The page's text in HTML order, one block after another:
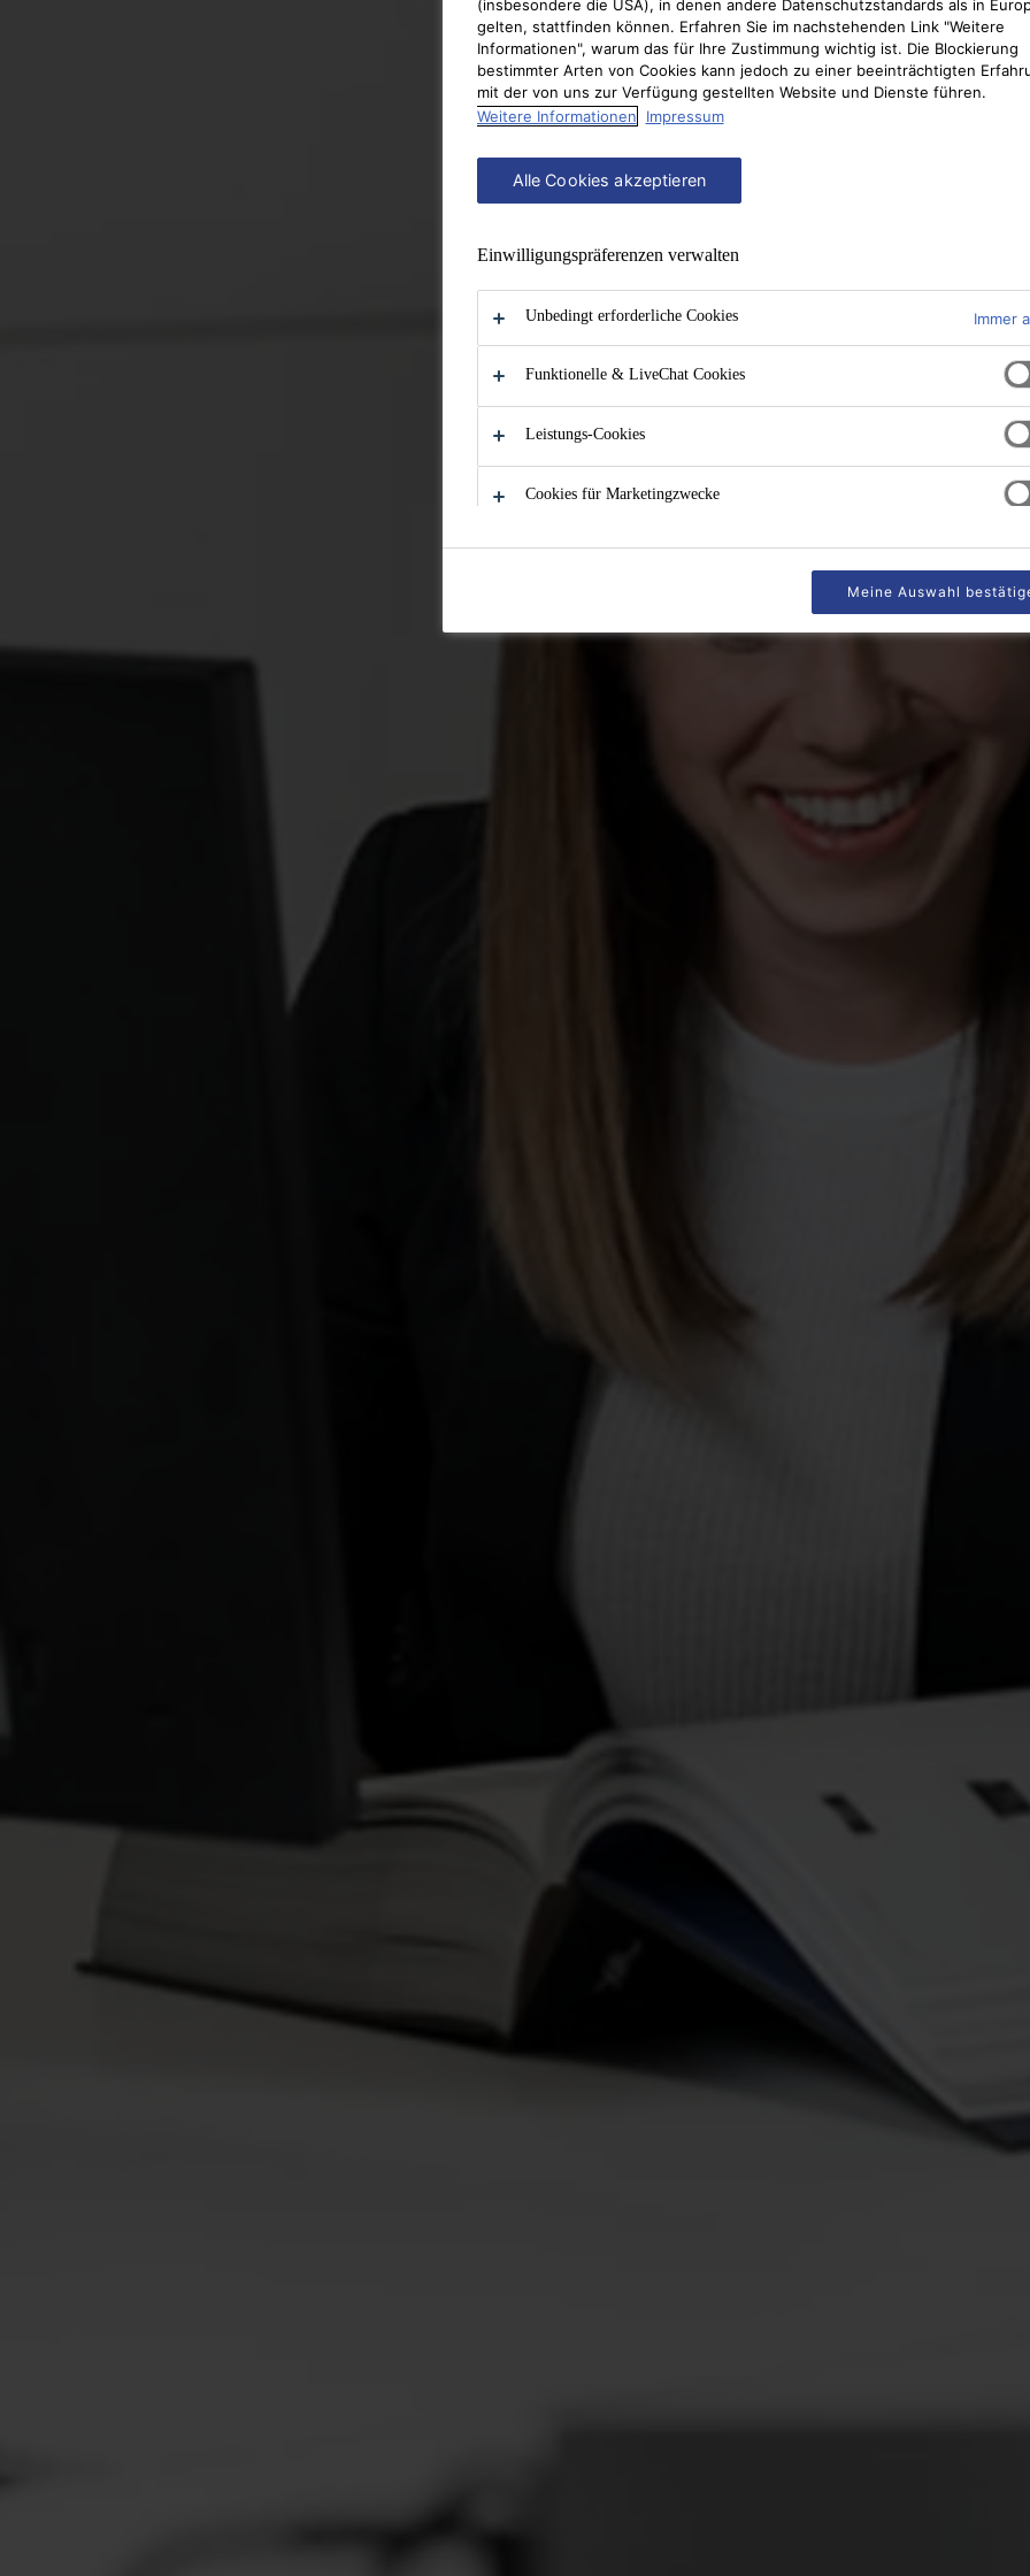
(insbesondere die USA), in denen andere Datenschutzstandards als in
gelten, stattfinden können. Erfahren Sie im nachstehenden Link "Weitere
Informationen", warum das für Ihre Zustimmung wichtig ist. Die Blockierung
bestimmter Arten von Cookies kann jedoch zu einer beeinträchtigten
mit der von uns zur Verfügung gestellten Website und Dienste führen.
Weitere Informationen
Impressum
Alle Cookies akzeptieren
Einwilligungs­präferenzen verwalten
Unbedingt erforderliche Cookies Immer
Funktionelle & LiveChat Cookies
Leistungs-Cookies
Cookies für Marketingzwecke
Meine Auswahl